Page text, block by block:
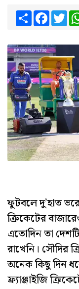
Share
ফুটবলে দু’হাত
ক্রিকেটের
এতোদিন তা
রাখেনি। সৌদির
অনেক কিছু দিন
ফ্র্যাঞ্জাইজি